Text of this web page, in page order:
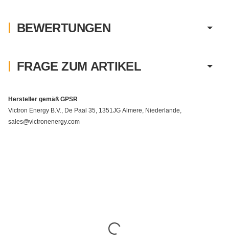
BEWERTUNGEN
FRAGE ZUM ARTIKEL
Hersteller gemäß GPSR
Victron Energy B.V., De Paal 35, 1351JG Almere, Niederlande,
sales@victronenergy.com